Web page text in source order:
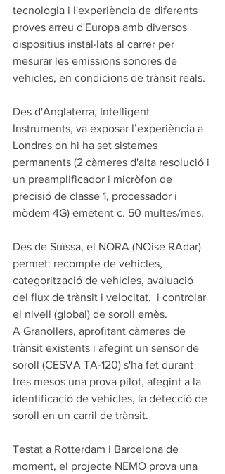
tecnologia i l'experiència de diferents
proves arreu d'Europa amb diversos
dispositius instal·lats al carrer per
mesurar les emissions sonores de
vehicles, en condicions de trànsit reals.
Des d'Anglaterra, Intelligent
Instruments, va exposar l’experiència a
Londres on hi ha set sistemes
permanents (2 càmeres d'alta resolució i
un preamplificador i micròfon de
precisió de classe 1, processador i
mòdem 4G) emetent c. 50 multes/mes.
Des de Suïssa, el NORA (NOise RAdar)
permet: recompte de vehicles,
categorització de vehicles, avaluació
del flux de trànsit i velocitat,  i controlar
el nivell (global) de soroll emès.
A Granollers, aprofitant càmeres de
trànsit existents i afegint un sensor de
soroll (CESVA TA-120) s'ha fet durant
tres mesos una prova pilot, afegint a la
identificació de vehicles, la detecció de
soroll en un carril de trànsit.
Testat a Rotterdam i Barcelona de
moment, el projecte NEMO prova una